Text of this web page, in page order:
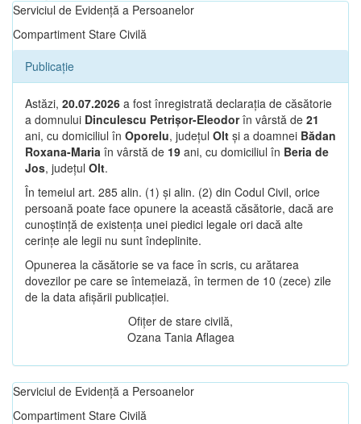
Serviciul de Evidență a Persoanelor
Compartiment Stare Civilă
Publicație
Astăzi, 20.07.2026 a fost înregistrată declarația de căsătorie
a domnului Dinculescu Petrișor-Eleodorîn vârstă de 21
ani, cu domiciliul în Oporelu, județul Olt și a doamnei Bădan
Roxana-Maria în vârstă de 19 ani, cu domiciliul în Beria de
Jos, județul Olt.
În temeiul art. 285 alin. (1) și alin. (2) din Codul Civil, orice
persoană poate face opunere la această căsătorie, dacă are
cunoștință de existența unei piedici legale ori dacă alte
cerințe ale legii nu sunt îndeplinite.
Opunerea la căsătorie se va face în scris, cu arătarea
dovezilor pe care se întemeiază, în termen de 10 (zece) zile
de la data afișării publicației.
Ofițer de stare civilă,
Ozana Tania Aflagea
Serviciul de Evidență a Persoanelor
Compartiment Stare Civilă